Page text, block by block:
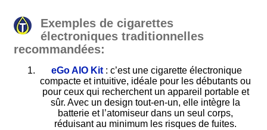
Exemples de cigarettes
électroniques traditionnelles
recommandées:
eGo AIO Kit : c’est une cigarette électronique
compacte et intuitive, idéale pour les débutants ou
pour ceux qui recherchent un appareil portable et
sûr. Avec un design tout-en-un, elle intègre la
batterie et l’atomiseur dans un seul corps,
réduisant au minimum les risques de fuites.